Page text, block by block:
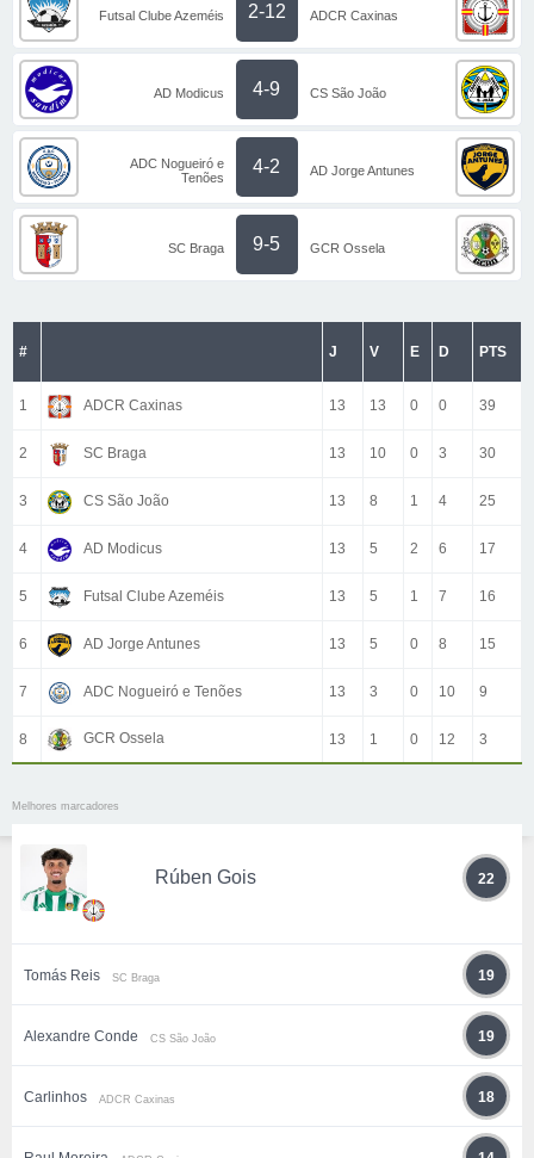
Futsal Clube Azeméis 2-12 ADCR Caxinas
AD Modicus 4-9 CS São João
ADC Nogueiró e
Tenões
4-2 AD Jorge Antunes
SC Braga 9-5 GCR Ossela
# J V E D PTS
1 ADCR Caxinas 13 13 0 0 39
2 SC Braga 13 10 0 3 30
3 CS São João 13 8 1 4 25
4 AD Modicus 13 5 2 6 17
5 Futsal Clube Azeméis 13 5 1 7 16
6 AD Jorge Antunes 13 5 0 8 15
7 ADC Nogueiró e Tenões 13 3 0 10 9
8 GCR Ossela 13 1 0 12 3
Melhores marcadores
Rúben Gois 22
Tomás Reis SC Braga 19
Alexandre Conde CS São João 19
Carlinhos ADCR Caxinas 18